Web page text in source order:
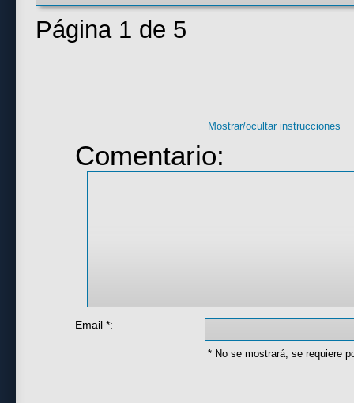
Página 1 de 5
Mostrar/ocultar instrucciones
Comentario:
Email *:
* No se mostrará, se requiere